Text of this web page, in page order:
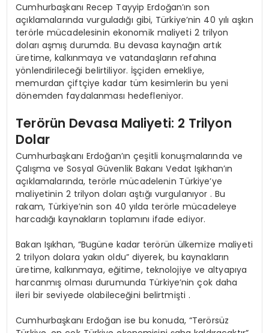
SPOR
Cumhurbaşkanı Recep Tayyip Erdoğan’ın son
açıklamalarında vurguladığı gibi, Türkiye’nin 40 yılı aşkın
terörle mücadelesinin ekonomik maliyeti 2 trilyon
doları aşmış durumda. Bu devasa kaynağın artık
üretime, kalkınmaya ve vatandaşların refahına
yönlendirileceği belirtiliyor. İşçiden emekliye,
memurdan çiftçiye kadar tüm kesimlerin bu yeni
dönemden faydalanması hedefleniyor.
Terörün Devasa Maliyeti: 2 Trilyon
Dolar
Cumhurbaşkanı Erdoğan’ın çeşitli konuşmalarında ve
Çalışma ve Sosyal Güvenlik Bakanı Vedat Işıkhan’ın
açıklamalarında, terörle mücadelenin Türkiye’ye
maliyetinin 2 trilyon doları aştığı vurgulanıyor . Bu
rakam, Türkiye’nin son 40 yılda terörle mücadeleye
harcadığı kaynakların toplamını ifade ediyor.
Bakan Işıkhan, “Bugüne kadar terörün ülkemize maliyeti
2 trilyon dolara yakın oldu” diyerek, bu kaynakların
üretime, kalkınmaya, eğitime, teknolojiye ve altyapıya
harcanmış olması durumunda Türkiye’nin çok daha
ileri bir seviyede olabileceğini belirtmişti .
Cumhurbaşkanı Erdoğan ise bu konuda, “Terörsüz